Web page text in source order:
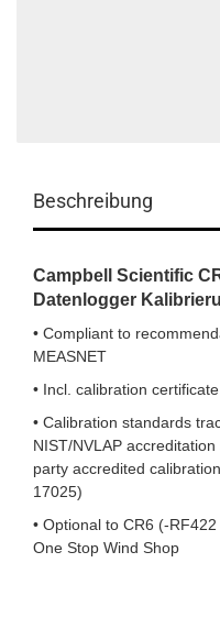
Beschreibung
Campbell Scientific
Datenlogger
• Compliant to
MEASNET
• Incl. calibration certificate
• Calibration standards
NIST/NVLAP
party accredited
17025)
• Optional to CR6 (-
One Stop Wind Shop